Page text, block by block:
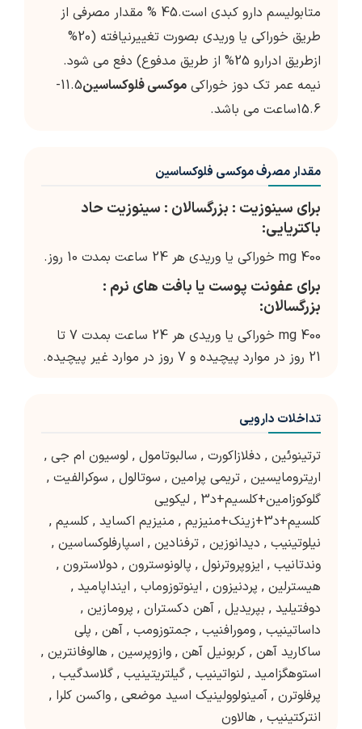
متابولیسم دارو کبدی است.45 % مقدار مصرفی از
طریق خوراکی یا وریدی بصورت تغییرنیافته (20%
ازطریق ادرارو 25% از طریق مدفوع) دفع می شود.
نیمه عمر تک دوز خوراکی موکسی فلوکساسین
11.5-
15.6ساعت می باشد.
مقدار مصرف موکسی فلوکساسین
برای سینوزیت : بزرگسالان : سینوزیت حاد
باکتریایی:
400 mg خوراکی یا وریدی هر 24 ساعت بمدت 10 روز.
برای عفونت پوست یا بافت های نرم :
بزرگسالان:
400 mg خوراکی یا وریدی هر 24 ساعت بمدت 7 تا
21 روز در موارد پیچیده و 7 روز در موارد غیر پیچیده.
تداخلات دارویی
ترتینوئین , دفلازاکورت , سالبوتامول , لوسیون ام جی ,
اریترومایسین , تریمی پرامین , سوتالول , سوکرالفیت ,
گلوکوزامین+کلسیم+د3
, لیکویی
کلسیم+د3+زینک+منیزیم
, منیزیم اکساید , کلسیم ,
نیلوتینیب , دیدانوزین , ترفنادین , اسپارفلوکساسین ,
وندتانیب , ایزوپروترنول , پالونوسترون , دولاسترون ,
هیسترلین , پردنیزون , اینوتوزوماب , اینداپامید ,
دوفتیلید , بپریدیل , آهن دکستران , پرومازین ,
داساتینیب , ومورافنیب , جمتوزومب , آهن , پلی
ساکارید آهن , کربونیل آهن , وازوپرسین , هالوفانترین ,
استوهگزامید , لنواتینیب , گیلتریتینیب , گلاسدگیب ,
پرفلوترن , آمینولوولینیک اسید موضعی , واکسن کلرا ,
انترکتینیب , هالاون